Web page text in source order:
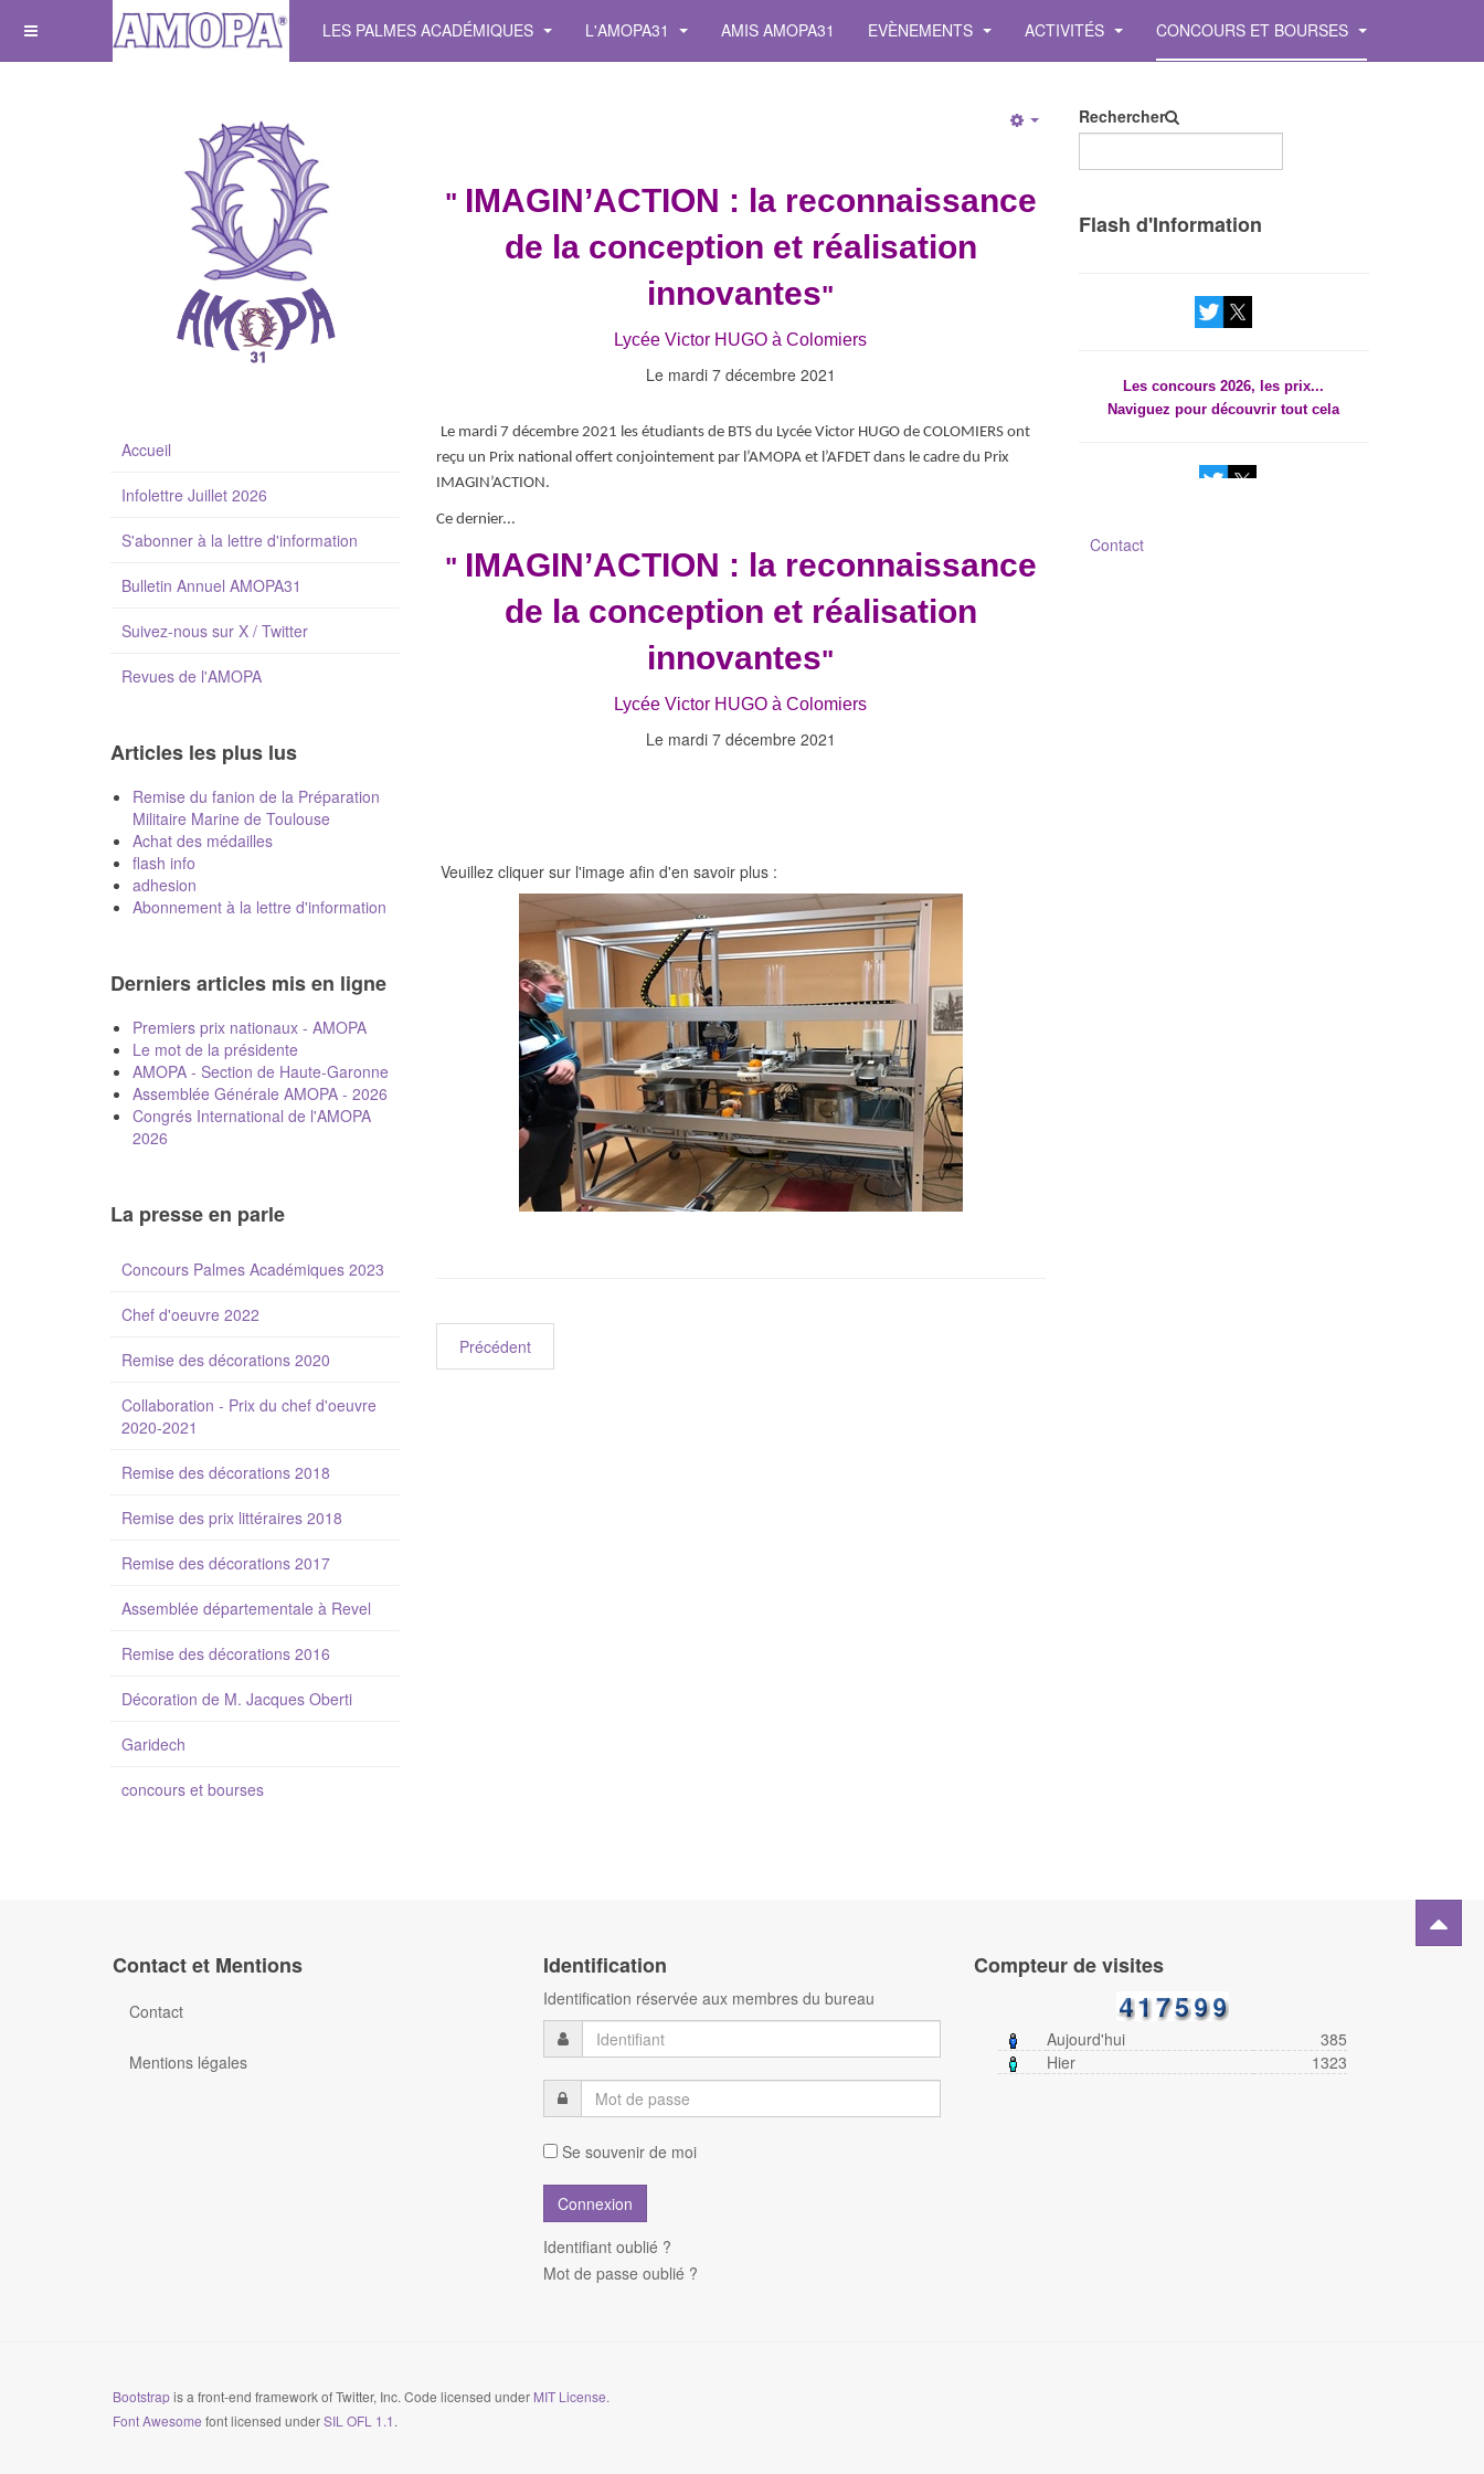
LES PALMES ACADÉMIQUES L'AMOPA31 AMIS AMOPA31 EVÈNEMENTS ACTIVITÉS CONCOURS ET BOURSES
Empty
" IMAGIN’ACTION : la reconnaissance
de la conception et réalisation
innovantes"
Lycée Victor HUGO à Colomiers
Le mardi 7 décembre 2021
Le mardi 7 décembre 2021 les étudiants de BTS du Lycée Victor HUGO de COLOMIERS ont
reçu un Prix national offert conjointement par l’AMOPA et l’AFDET dans le cadre du Prix
IMAGIN’ACTION.
Ce dernier...
" IMAGIN’ACTION : la reconnaissance
de la conception et réalisation
innovantes"
Lycée Victor HUGO à Colomiers
Le mardi 7 décembre 2021
Veuillez cliquer sur l'image afin d'en savoir plus :
Précédent
Accueil
Infolettre Juillet 2026
S'abonner à la lettre d'information
Bulletin Annuel AMOPA31
Suivez-nous sur X / Twitter
Revues de l'AMOPA
Articles les plus lus
Remise du fanion de la Préparation
Militaire Marine de Toulouse
Achat des médailles
flash info
adhesion
Abonnement à la lettre d'information
Derniers articles mis en ligne
Premiers prix nationaux - AMOPA
Le mot de la présidente
AMOPA - Section de Haute-Garonne
Assemblée Générale AMOPA - 2026
Congrés International de l'AMOPA
2026
La presse en parle
Concours Palmes Académiques 2023
Chef d'oeuvre 2022
Remise des décorations 2020
Collaboration - Prix du chef d'oeuvre
2020-2021
Remise des décorations 2018
Remise des prix littéraires 2018
Remise des décorations 2017
Assemblée départementale à Revel
Remise des décorations 2016
Décoration de M. Jacques Oberti
Garidech
concours et bourses
Rechercher
Flash d'Information
Naviguez pour découvrir tout cela
Naviguez pour découvrir tout cela
Contact
Contact et Mentions
Contact
Mentions légales
Identification
Identification réservée aux membres du bureau
Se souvenir de moi
Identifiant oublié ?
Mot de passe oublié ?
Compteur de visites
Aujourd'hui
385
Hier
1323
Bootstrapis a front-end framework of Twitter, Inc. Code licensed under MIT License.
Font Awesome font licensed underSIL OFL 1.1 .